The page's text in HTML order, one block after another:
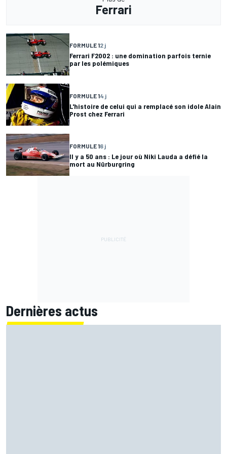
Ferrari
FORMULE 12 j
Ferrari F2002 : une domination parfois ternie
par les polémiques
FORMULE 14 j
L'histoire de celui qui a remplacé son idole Alain
Prost chez Ferrari
FORMULE 16 j
Il y a 50 ans : Le jour où Niki Lauda a défié la
mort au Nürburgring
Dernières actus